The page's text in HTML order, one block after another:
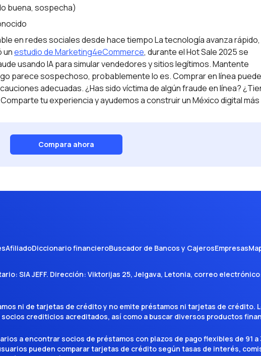
buena, sospecha)
en redes sociales desde hace tiempo La tecnología avanza
unestudio de Marketing4eCommerce, durante el Hot Sale 2025 se
usando IA para simular vendedores y sitios legítimos. Mantente
parece sospechoso, probablemente lo es. Comprar en línea
adecuadas. ¿Has sido víctima de algún fraude en línea?
tu experiencia y ayudemos a construir un México digital más
Compara ahora
AfiliadoDiccionario financieroBuscador de Bancos y CajerosEmpresas
SIA JEFF. Dirección: Viktorijas 25, Jelgava, Letonia, correo
ni de tarjetas de crédito y no emite préstamos ni tarjetas de crédito.
crediticios acreditados, así como a buscar diversos productos
a encontrar socios de préstamos con plazos de pago flexibles de 91
pueden comparar tarjetas de crédito según tasas de interés,